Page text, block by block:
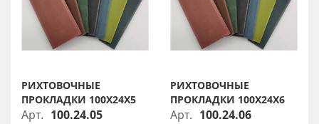
РИХТОВОЧНЫЕ
ПРОКЛАДКИ 100Х24Х5
Арт. 100.24.05
РИХТОВОЧНЫЕ
ПРОКЛАДКИ 100Х24Х6
Арт. 100.24.06